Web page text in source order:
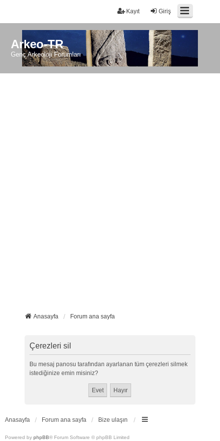
Giriş
Kayıt
Arkeo-TR
Genç Arkeoloji Forumları
Anasayfa Forum ana sayfa
Çerezleri sil
Bu mesaj panosu tarafından ayarlanan tüm çerezleri silmek
istediğinize emin misiniz?
Anasayfa Forum ana sayfa Bize ulaşın
Powered by phpBB® Forum Software © phpBB Limited